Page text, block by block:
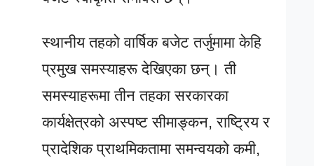
स्थानीय तहको वार्षिक बजेट तर्जुमामा केहि
प्रमुख समस्याहरू देखिएका छन्। ती
समस्याहरूमा तीन तहका सरकारका
कार्यक्षेत्रको अस्पष्ट सीमाङ्कन, राष्ट्रिय र
प्रादेशिक प्राथमिकतामा समन्वयको कमी,